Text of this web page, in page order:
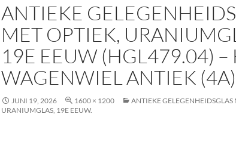
ANTIEKE
MET OPTIEK,
19E EEUW (HGL479.04) –
WAGENWIEL ANTIEK (4A)
JUNI 19, 2026 1600 × 1200
ANTIEKE GELEGENHEIDSGLAS
URANIUMGLAS, 19E EEUW.